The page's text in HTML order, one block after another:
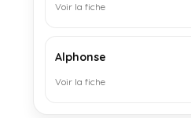
Voir la fiche
Alphonse
Voir la fiche